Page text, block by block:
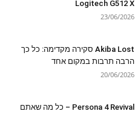
Logitech G512 X
23/06/2026
Akiba Lost סקירה מקדימה: כל כך
הרבה תרבות במקום אחד
20/06/2026
Persona 4 Revival – כל מה שאתם